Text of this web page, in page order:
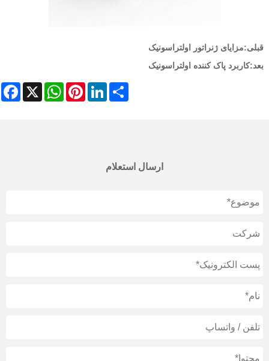
قبلی:مزایای ژنراتور اولتراسونیک
بعد:کاربرد پاک کننده اولتراسونیک
X
WhatsAppPinterestLinkedInShare
ارسال استعلام